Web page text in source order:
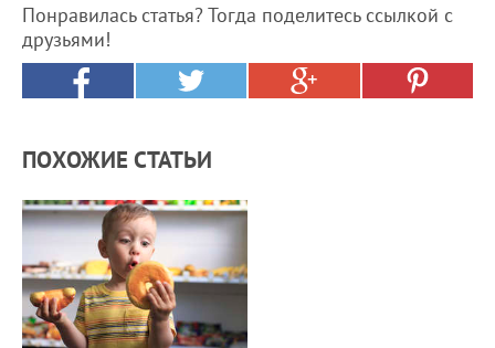
Понравилась статья? Тогда поделитесь ссылкой с
друзьями!
ПОХОЖИЕ СТАТЬИ